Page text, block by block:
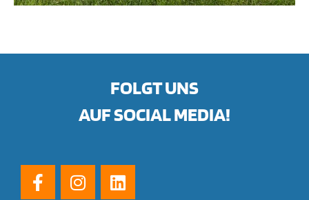
FOLGT UNS
AUF SOCIAL MEDIA!